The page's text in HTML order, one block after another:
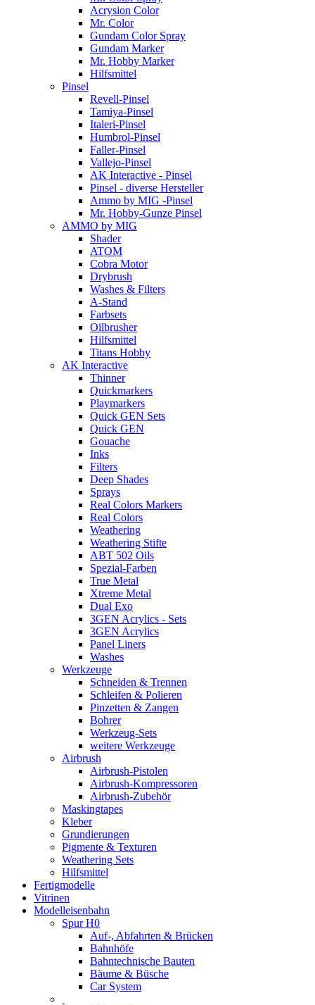
Acrysion Color
Mr. Color
Gundam Color Spray
Gundam Marker
Mr. Hobby Marker
Hilfsmittel
Pinsel
Revell-Pinsel
Tamiya-Pinsel
Italeri-Pinsel
Humbrol-Pinsel
Faller-Pinsel
Vallejo-Pinsel
AK Interactive - Pinsel
Pinsel - diverse Hersteller
Ammo by MIG -Pinsel
Mr. Hobby-Gunze Pinsel
AMMO by MIG
Shader
ATOM
Cobra Motor
Drybrush
Washes & Filters
A-Stand
Farbsets
Oilbrusher
Hilfsmittel
Titans Hobby
AK Interactive
Thinner
Quickmarkers
Playmarkers
Quick GEN Sets
Quick GEN
Gouache
Inks
Filters
Deep Shades
Sprays
Real Colors Markers
Real Colors
Weathering
Weathering Stifte
ABT 502 Oils
Spezial-Farben
True Metal
Xtreme Metal
Dual Exo
3GEN Acrylics - Sets
3GEN Acrylics
Panel Liners
Washes
Werkzeuge
Schneiden & Trennen
Schleifen & Polieren
Pinzetten & Zangen
Bohrer
Werkzeug-Sets
weitere Werkzeuge
Airbrush
Airbrush-Pistolen
Airbrush-Kompressoren
Airbrush-Zubehör
Maskingtapes
Kleber
Grundierungen
Pigmente & Texturen
Weathering Sets
Hilfsmittel
Fertigmodelle
Vitrinen
Modelleisenbahn
Spur H0
Auf-, Abfahrten & Brücken
Bahnhöfe
Bahntechnische Bauten
Bäume & Büsche
Car System